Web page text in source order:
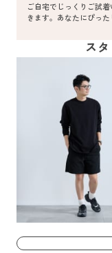
ご自宅でじっくりご試
きます。あなたにぴっ
ス